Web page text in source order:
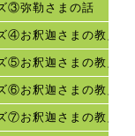
③弥勒さまの話
④お釈迦さまの教え
⑤お釈迦さまの教え
⑥お釈迦さまの教え
⑦お釈迦さまの教え